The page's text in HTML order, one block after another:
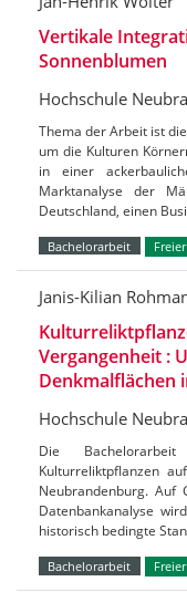
Vertikale
Sonnenblumen
Hochschule
Thema der Arbeit ist
um die Kulturen
in einer
Marktanalyse der
Deutschland, einen
Bachelorarbeit Freier
Janis-Kilian
Vergangenheit :
Denkmalflächen
Hochschule
Die
Kulturreliktpflanzen
Neubrandenburg. Auf
Datenbankanalyse
historisch bedingte
Bachelorarbeit Freier